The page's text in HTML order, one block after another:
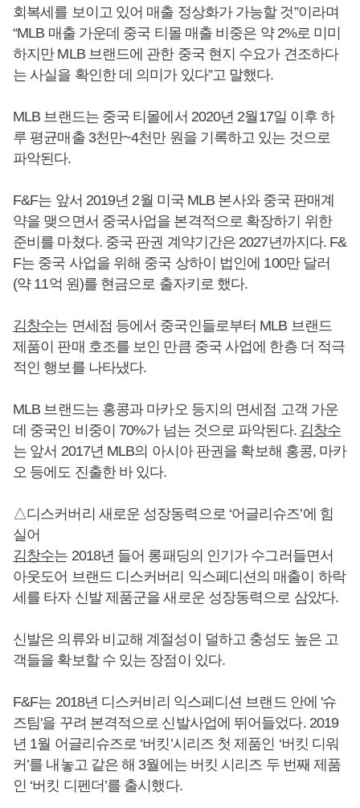
회복세를 보이고 있어 매출 정상화가 가능할 것”이라며
“MLB 매출 가운데 중국 티몰 매출 비중은 약 2%로 미미
하지만 MLB 브랜드에 관한 중국 현지 수요가 견조하다
는 사실을 확인한 데 의미가 있다”고 말했다.
MLB 브랜드는 중국 티몰에서 2020년 2월17일 이후 하
루 평균매출 3천만~4천만 원을 기록하고 있는 것으로
파악된다.
F&F는 앞서 2019년 2월 미국 MLB 본사와 중국 판매계
약을 맺으면서 중국사업을 본격적으로 확장하기 위한
준비를 마쳤다. 중국 판권 계약기간은 2027년까지다. F&
F는 중국 사업을 위해 중국 상하이 법인에 100만 달러
(약 11억 원)를 현금으로 출자키로 했다.
김창수는 면세점 등에서 중국인들로부터 MLB 브랜드
제품이 판매 호조를 보인 만큼 중국 사업에 한층 더 적극
적인 행보를 나타냈다.
MLB 브랜드는 홍콩과 마카오 등지의 면세점 고객 가운
데 중국인 비중이 70%가 넘는 것으로 파악된다. 김창수
는 앞서 2017년 MLB의 아시아 판권을 확보해 홍콩, 마카
오 등에도 진출한 바 있다.
△디스커버리 새로운 성장동력으로 ‘어글리슈즈’에 힘
실어
김창수는 2018년 들어 롱패딩의 인기가 수그러들면서
아웃도어 브랜드 디스커버리 익스페디션의 매출이 하락
세를 타자 신발 제품군을 새로운 성장동력으로 삼았다.
신발은 의류와 비교해 계절성이 덜하고 충성도 높은 고
객들을 확보할 수 있는 장점이 있다.
F&F는 2018년 디스커비리 익스페디션 브랜드 안에 '슈
즈팀'을 꾸려 본격적으로 신발사업에 뛰어들었다. 2019
년 1월 어글리슈즈로 ‘버킷’시리즈 첫 제품인 ‘버킷 디워
커’를 내놓고 같은 해 3월에는 버킷 시리즈 두 번째 제품
인 ‘버킷 디펜더’를 출시했다.